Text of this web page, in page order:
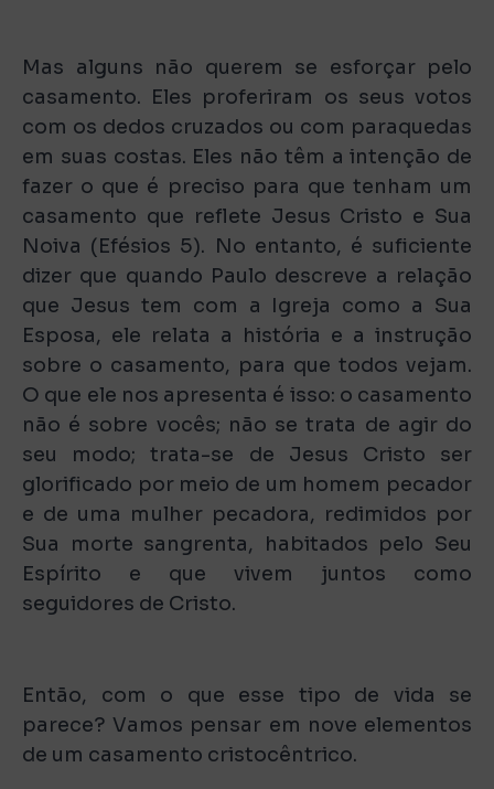
Mas alguns não querem se esforçar pelo
casamento. Eles proferiram os seus votos
com os dedos cruzados ou com paraquedas
em suas costas. Eles não têm a intenção de
fazer o que é preciso para que tenham um
casamento que reflete Jesus Cristo e Sua
Noiva (Efésios 5). No entanto, é suficiente
dizer que quando Paulo descreve a relação
que Jesus tem com a Igreja como a Sua
Esposa, ele relata a história e a instrução
sobre o casamento, para que todos vejam.
O que ele nos apresenta é isso: o casamento
não é sobre vocês; não se trata de agir do
seu modo; trata-se de Jesus Cristo ser
glorificado por meio de um homem pecador
e de uma mulher pecadora, redimidos por
Sua morte sangrenta, habitados pelo Seu
Espírito e que vivem juntos como
seguidores de Cristo.
Então, com o que esse tipo de vida se
parece? Vamos pensar em nove elementos
de um casamento cristocêntrico.